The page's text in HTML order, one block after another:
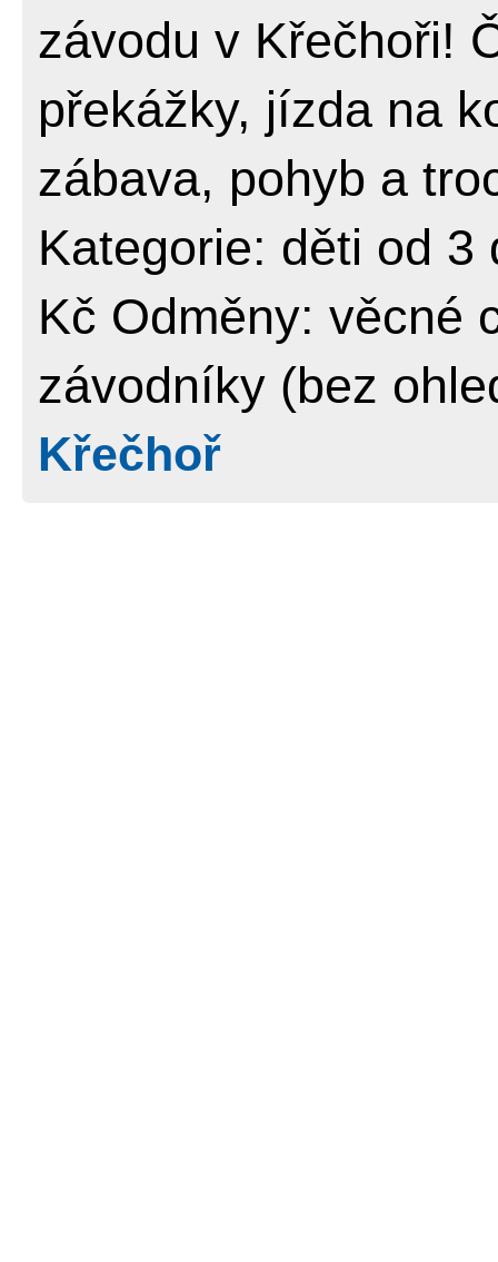
závodu v Křečhoři!
překážky, jízda na
zábava, pohyb a
Kategorie: děti od 3
Kč Odměny: věcné
závodníky (bez
Křečhoř